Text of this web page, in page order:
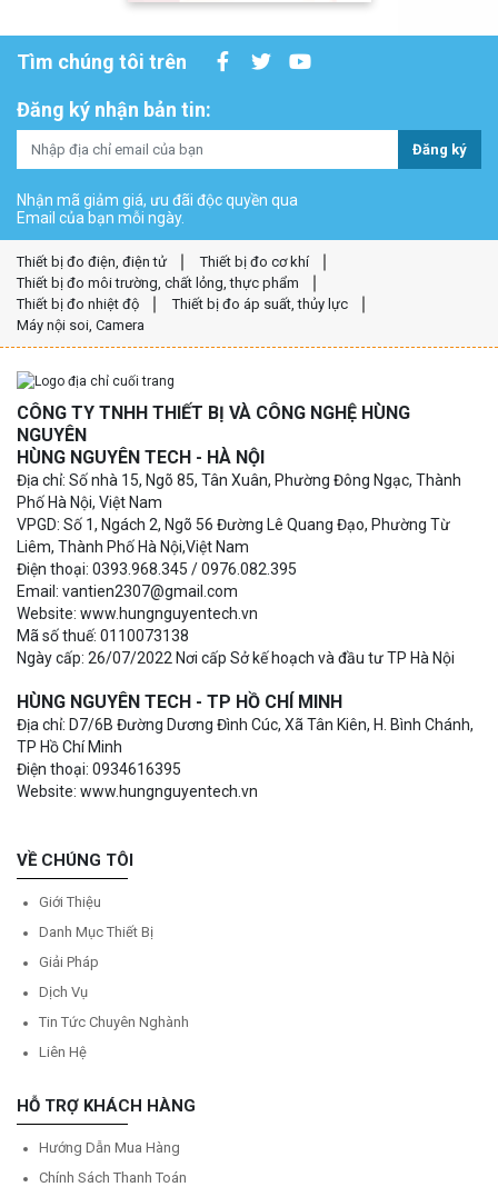
Tìm chúng tôi trên
Đăng ký nhận bản tin:
Đăng ký
Nhận mã giảm giá, ưu đãi độc quyền qua
Email của bạn mỗi ngày.
Thiết bị đo điện, điện tử
Thiết bị đo cơ khí
Thiết bị đo môi trường, chất lỏng, thực phẩm
Thiết bị đo nhiệt độ
Thiết bị đo áp suất, thủy lực
Máy nội soi, Camera
CÔNG TY TNHH THIẾT BỊ VÀ CÔNG NGHỆ HÙNG
NGUYÊN
HÙNG NGUYÊN TECH - HÀ NỘI
Địa chỉ: Số nhà 15, Ngõ 85, Tân Xuân, Phường Đông Ngạc, Thành
Phố Hà Nội, Việt Nam
VPGD: Số 1, Ngách 2, Ngõ 56 Đường Lê Quang Đạo, Phường Từ
Liêm, Thành Phố Hà Nội,Việt Nam
Điện thoại: 0393.968.345 / 0976.082.395
Email: vantien2307@gmail.com
Website: www.hungnguyentech.vn
Mã số thuế: 0110073138
Ngày cấp: 26/07/2022 Nơi cấp Sở kế hoạch và đầu tư TP Hà Nội
HÙNG NGUYÊN TECH - TP HỒ CHÍ MINH
Địa chỉ: D7/6B Đường Dương Đình Cúc, Xã Tân Kiên, H. Bình Chánh,
TP Hồ Chí Minh
Điện thoại: 0934616395
Website: www.hungnguyentech.vn
VỀ CHÚNG TÔI
Giới Thiệu
Danh Mục Thiết Bị
Giải Pháp
Dịch Vụ
Tin Tức Chuyên Nghành
Liên Hệ
HỖ TRỢ KHÁCH HÀNG
Hướng Dẫn Mua Hàng
Chính Sách Thanh Toán